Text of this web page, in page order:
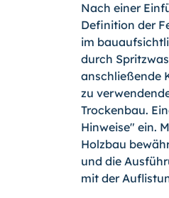
Nach einer
Definition der
im
durch
anschließende
zu
Trockenbau.
Hinweise" ein.
Holzbau
und die
mit der